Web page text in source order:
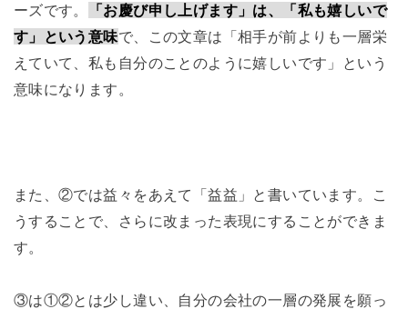
ーズです。
「お慶び申し上げます」は、「私も嬉しいで
す」という意味で、この文章は「相手が前よりも一層栄
えていて、私も自分のことのように嬉しいです」という
意味になります。
また、②では益々をあえて「益益」と書いています。こ
うすることで、さらに改まった表現にすることができま
す。
③は①②とは少し違い、自分の会社の一層の発展を願っ